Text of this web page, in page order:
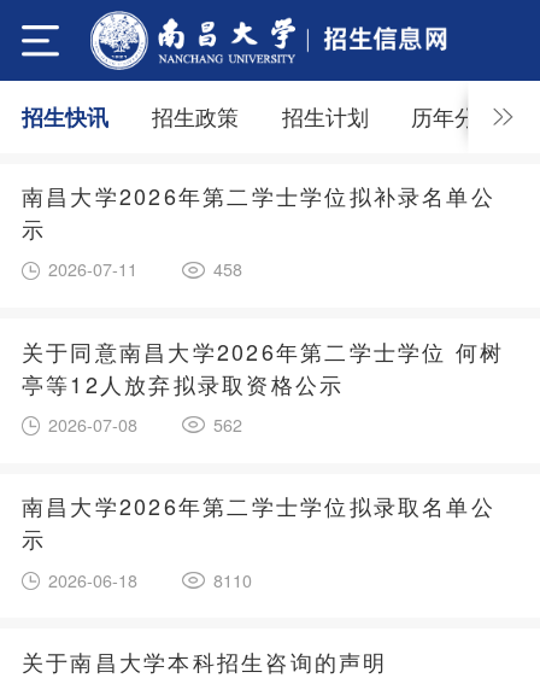
招生快讯 招生政策 招生计划 历年分数
南昌大学2026年第二学士学位拟补录名单公
示
2026-07-11 458
关于同意南昌大学2026年第二学士学位 何树
亭等12人放弃拟录取资格公示
2026-07-08 562
南昌大学2026年第二学士学位拟录取名单公
示
2026-06-18 8110
关于南昌大学本科招生咨询的声明